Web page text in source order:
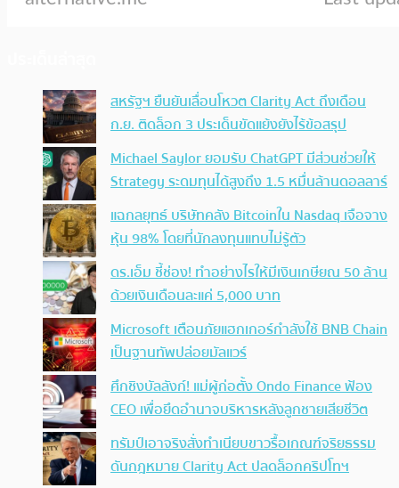
สหรัฐฯ ยืนยันเลื่อนโหวต Clarity Act ถึงเดือน
ก.ย. ติดล็อก 3 ประเด็นขัดแย้งยังไร้ข้อสรุป
Michael Saylor ยอมรับ ChatGPT มีส่วนช่วยให้
Strategy ระดมทุนได้สูงถึง 1.5 หมื่นล้านดอลลาร์
แฉกลยุทธ์ บริษัทคลัง Bitcoinใน Nasdaq เจือจาง
หุ้น 98% โดยที่นักลงทุนแทบไม่รู้ตัว
ดร.เอ็ม ชี้ช่อง! ทำอย่างไรให้มีเงินเกษียณ 50 ล้าน
ด้วยเงินเดือนละแค่ 5,000 บาท
Microsoft เตือนภัยแฮกเกอร์กำลังใช้ BNB Chain
เป็นฐานทัพปล่อยมัลแวร์
ศึกชิงบัลลังก์! แม่ผู้ก่อตั้ง Ondo Finance ฟ้อง
CEO เพื่อยึดอำนาจบริหารหลังลูกชายเสียชีวิต
ทรัมป์เอาจริง สั่งทำเนียบขาวรื้อเกณฑ์จริยธรรม
ดันกฎหมาย Clarity Act ปลดล็อกคริปโทฯ